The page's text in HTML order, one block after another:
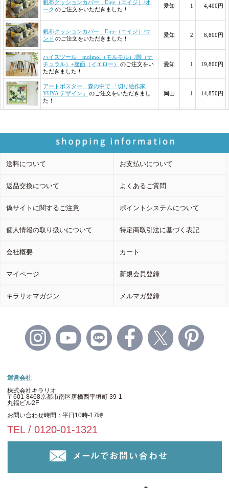
送料について お支払いについて
返品交換について よくあるご質問
偽サイトに関するご注意 ポイントシステムについて
個人情報の取り扱いについて 特定商取引法に基づく表記
会社概要 カート
マイページ 新規会員登録
キラリオマガジン メルマガ登録
運営会社
株式会社キラリオ
〒601-8468京都市南区唐橋西平垣町 39-1
丸福ビル2F
お問い合わせ時間：平日10時-17時
TEL / 0120-01-1321